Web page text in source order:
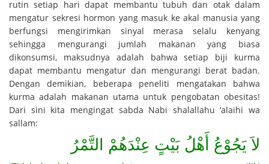
rutin setiap hari dapat membantu tubuh dan otak dalam
mengatur sekresi hormon yang masuk ke akal manusia yang
berfungsi mengirimkan sinyal merasa selalu kenyang
sehingga mengurangi jumlah makanan yang biasa
dikonsumsi, maksudnya adalah bahwa setiap biji kurma
dapat membantu mengatur dan mengurangi berat badan.
Dengan demikian, beberapa peneliti mengatakan bahwa
kurma adalah makanan utama untuk pengobatan obesitas!
Dari sini kita mengingat sabda Nabi shalallahu ‘alaihi wa
sallam:
لاَ يَجُوْعُ أَهْلُ بَيْتٍ عِنْدَهُمْ التَّمْرُ